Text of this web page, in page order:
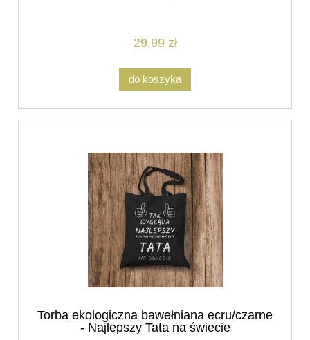
29,99 zł
do koszyka
Torba ekologiczna bawełniana ecru/czarne
- Najlepszy Tata na świecie